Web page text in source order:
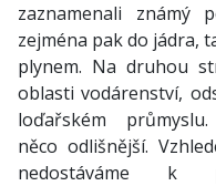
zaznamenali známý
zejména pak do jádra,
plynem. Na druhou
oblasti vodárenství,
loďařském
něco odlišnější.
nedostáváme k